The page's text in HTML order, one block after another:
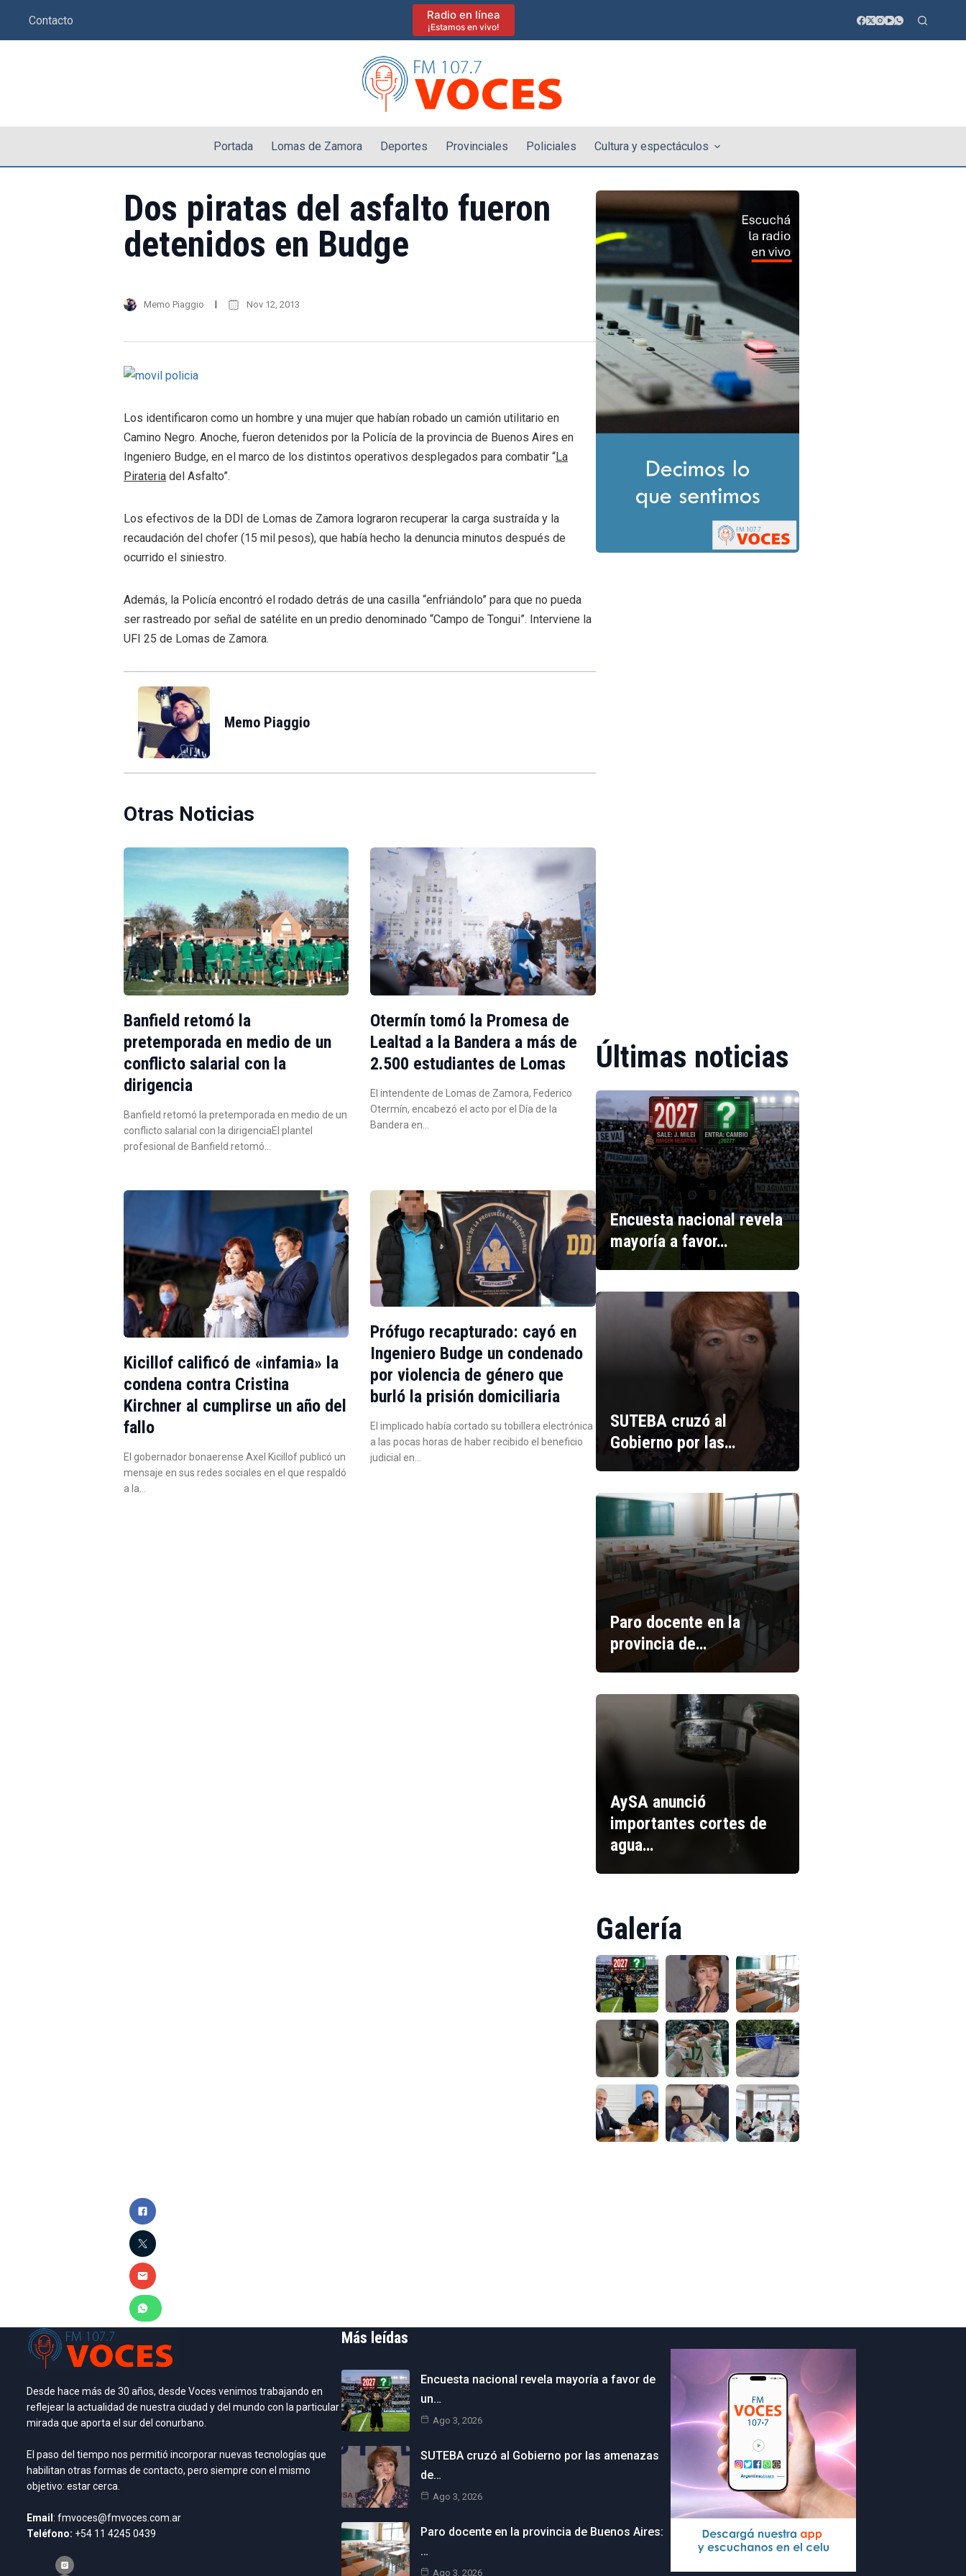
Contacto Radio en línea
¡Estamos en vivo!
Portada Lomas de Zamora Deportes Provinciales Policiales Cultura y espectáculos
Dos piratas del asfalto fueron
detenidos en Budge
Memo Piaggio Nov 12, 2013
Los identificaron como un hombre y una mujer que habían robado un camión utilitario en
Camino Negro. Anoche, fueron detenidos por la Policía de la provincia de Buenos Aires en
Ingeniero Budge, en el marco de los distintos operativos desplegados para combatir “La
Pirateria del Asfalto”.
Los efectivos de la DDI de Lomas de Zamora lograron recuperar la carga sustraída y la
recaudación del chofer (15 mil pesos), que había hecho la denuncia minutos después de
ocurrido el siniestro.
Además, la Policía encontró el rodado detrás de una casilla “enfriándolo” para que no pueda
ser rastreado por señal de satélite en un predio denominado “Campo de Tongui”. Interviene la
UFI 25 de Lomas de Zamora.
Memo Piaggio
Otras Noticias
Banfield retomó la
pretemporada en medio de un
conflicto salarial con la
dirigencia
Banfield retomó la pretemporada en medio de un
conflicto salarial con la dirigenciaEl plantel
profesional de Banfield retomó…
Otermín tomó la Promesa de
Lealtad a la Bandera a más de
2.500 estudiantes de Lomas
El intendente de Lomas de Zamora, Federico
Otermín, encabezó el acto por el Día de la
Bandera en…
Kicillof calificó de «infamia» la
condena contra Cristina
Kirchner al cumplirse un año del
fallo
El gobernador bonaerense Axel Kicillof publicó un
mensaje en sus redes sociales en el que respaldó
a la…
Prófugo recapturado: cayó en
Ingeniero Budge un condenado
por violencia de género que
burló la prisión domiciliaria
El implicado había cortado su tobillera electrónica
a las pocas horas de haber recibido el beneficio
judicial en…
Últimas noticias
Encuesta nacional revela
mayoría a favor…
SUTEBA cruzó al
Gobierno por las…
Paro docente en la
provincia de…
AySA anunció
importantes cortes de
agua…
Galería
Desde hace más de 30 años, desde Voces venimos trabajando en
reflejear la actualidad de nuestra ciudad y del mundo con la particular
mirada que aporta el sur del conurbano.
El paso del tiempo nos permitió incorporar nuevas tecnologías que
habilitan otras formas de contacto, pero siempre con el mismo
objetivo: estar cerca.
Email: fmvoces@fmvoces.com.ar
Teléfono: +54 11 4245 0439
Más leídas
Encuesta nacional revela mayoría a favor de
un…
Ago 3, 2026
SUTEBA cruzó al Gobierno por las amenazas
de…
Ago 3, 2026
Paro docente en la provincia de Buenos Aires:
…
Ago 3, 2026